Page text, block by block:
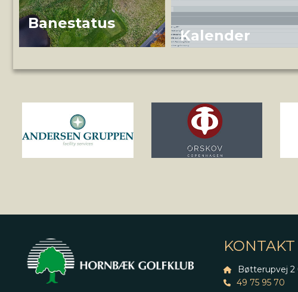
Banestatus
Kalender
KONTAKT
Bøtterupvej
49 75 95 70